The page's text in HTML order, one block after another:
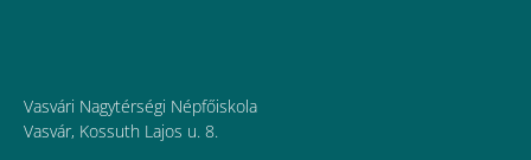
Vasvári Nagytérségi Népfőiskola
Vasvár, Kossuth Lajos u. 8.